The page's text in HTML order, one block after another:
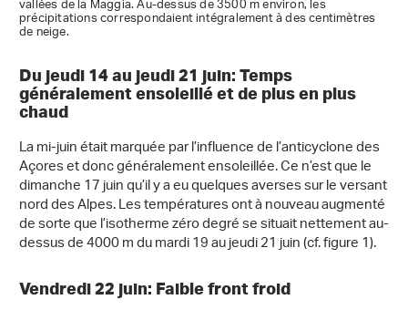
précipitations correspondaient intégralement à des centimètres
de neige.
Du jeudi 14 au jeudi 21 juin: Temps
généralement ensoleillé et de plus en plus
chaud
La mi-juin était marquée par l’influence de l’anticyclone des
Açores et donc généralement ensoleillée. Ce n’est que le
dimanche 17 juin qu’il y a eu quelques averses sur le versant
nord des Alpes. Les températures ont à nouveau augmenté
de sorte que l’isotherme zéro degré se situait nettement au-
dessus de 4000 m du mardi 19 au jeudi 21 juin (cf. figure 1).
Vendredi 22 juin: Faible front froid